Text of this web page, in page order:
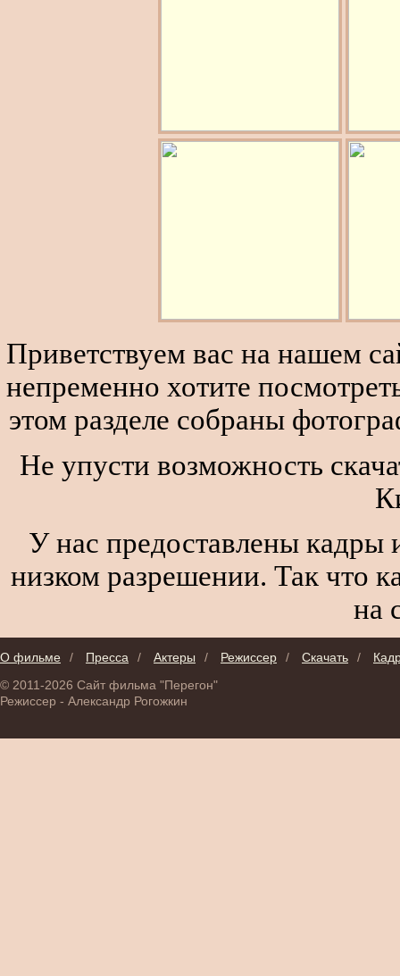
Приветствуем вас на нашем
непременно хотите
этом разделе собраны
Не упусти возможность
У нас предоставлены кадры
низком разрешении. Так что
на
О фильме / Пресса / Актеры / Режиссер / Скачать /
© 2011-2026 Сайт фильма "Перегон"
Режиссер - Александр Рогожкин